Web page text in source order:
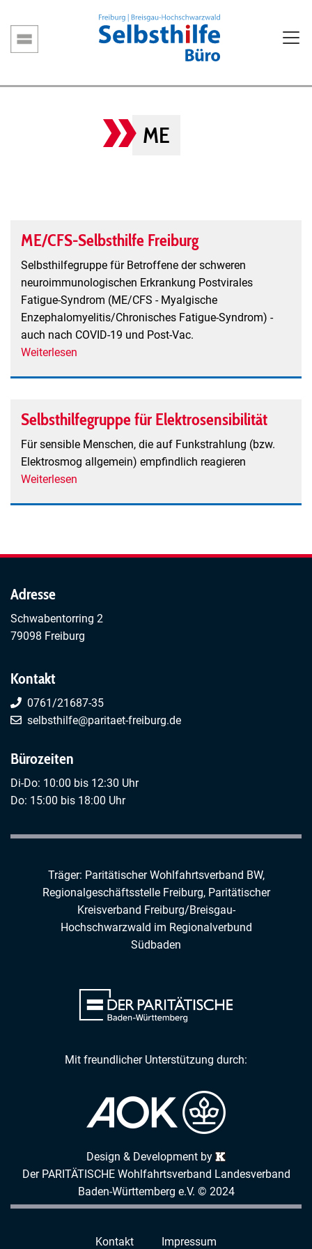
zum
Inhalt
Hauptnavigation
ME
ME/CFS-Selbsthilfe Freiburg
Selbsthilfegruppe für Betroffene der schweren
neuroimmunologischen Erkrankung Postvirales
Fatigue-Syndrom (ME/CFS - Myalgische
Enzephalomyelitis/Chronisches Fatigue-Syndrom) -
auch nach COVID-19 und Post-Vac.
Weiterlesen
Selbsthilfegruppe für Elektrosensibilität
Für sensible Menschen, die auf Funkstrahlung (bzw.
Elektrosmog allgemein) empfindlich reagieren
Weiterlesen
Adresse
Schwabentorring 2
79098 Freiburg
Kontakt
0761/21687-35
selbsthilfe@paritaet-freiburg.de
Bürozeiten
Di-Do: 10:00 bis 12:30 Uhr
Do: 15:00 bis 18:00 Uhr
Träger: Paritätischer Wohlfahrtsverband BW,
Regionalgeschäftsstelle Freiburg, Paritätischer
Kreisverband Freiburg/Breisgau-
Hochschwarzwald im Regionalverbund
Südbaden
Mit freundlicher Unterstützung durch:
Design & Development by
Der PARITÄTISCHE Wohlfahrtsverband Landesverband
Baden-Württemberg e.V. © 2024
Kontakt Impressum